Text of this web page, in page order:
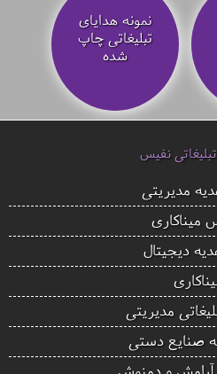
نمونه هدایای
تبلیغاتی چاپ
شده
نفیس
مدیریتی
میناکاری
دیجیتال
مدیریتی
صنایع دستی